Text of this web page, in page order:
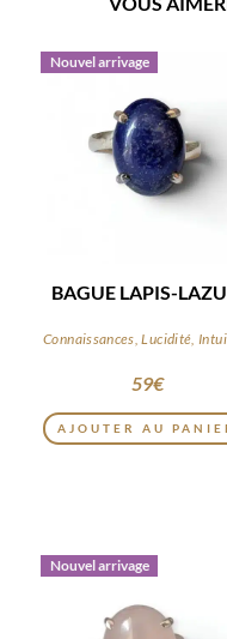
Nouvel arrivage
BAGUE LAPIS-
Connaissances, Lucidité,
59€
AJOUTER AU
Nouvel arrivage